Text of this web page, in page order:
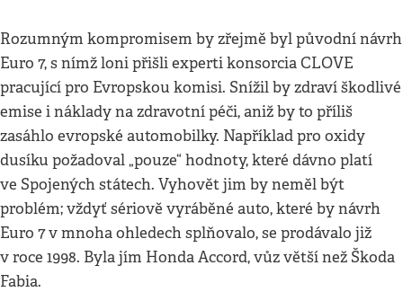
Rozumným kompromisem by zřejmě byl původní návrh
Euro 7, s nímž loni přišli experti konsorcia CLOVE
pracující pro Evropskou komisi. Snížil by zdraví škodlivé
emise i náklady na zdravotní péči, aniž by to příliš
zasáhlo evropské automobilky. Například pro oxidy
dusíku požadoval „pouze“ hodnoty, které dávno platí
ve Spojených státech. Vyhovět jim by neměl být
problém; vždyť sériově vyráběné auto, které by návrh
Euro 7 v mnoha ohledech splňovalo, se prodávalo již
v roce 1998. Byla jím Honda Accord, vůz větší než Škoda
Fabia.